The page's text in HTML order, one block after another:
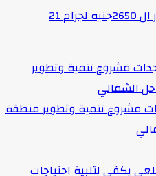
21
مشروع تنمية وتطوير منطقة